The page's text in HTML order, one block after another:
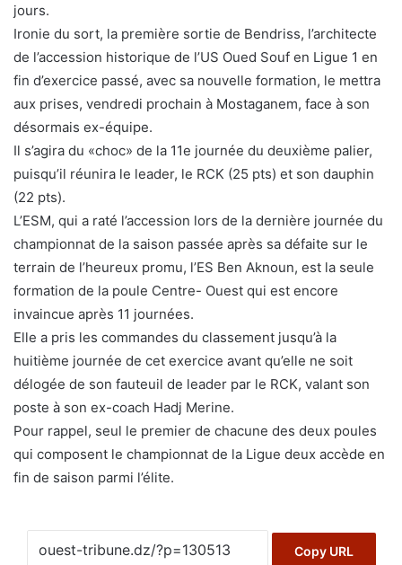
jours.
Ironie du sort, la première sortie de Bendriss, l’architecte
de l’accession historique de l’US Oued Souf en Ligue 1 en
fin d’exercice passé, avec sa nouvelle formation, le mettra
aux prises, vendredi prochain à Mostaganem, face à son
désormais ex-équipe.
Il s’agira du «choc» de la 11e journée du deuxième palier,
puisqu’il réunira le leader, le RCK (25 pts) et son dauphin
(22 pts).
L’ESM, qui a raté l’accession lors de la dernière journée du
championnat de la saison passée après sa défaite sur le
terrain de l’heureux promu, l’ES Ben Aknoun, est la seule
formation de la poule Centre- Ouest qui est encore
invaincue après 11 journées.
Elle a pris les commandes du classement jusqu’à la
huitième journée de cet exercice avant qu’elle ne soit
délogée de son fauteuil de leader par le RCK, valant son
poste à son ex-coach Hadj Merine.
Pour rappel, seul le premier de chacune des deux poules
qui composent le championnat de la Ligue deux accède en
fin de saison parmi l’élite.
Copy URL